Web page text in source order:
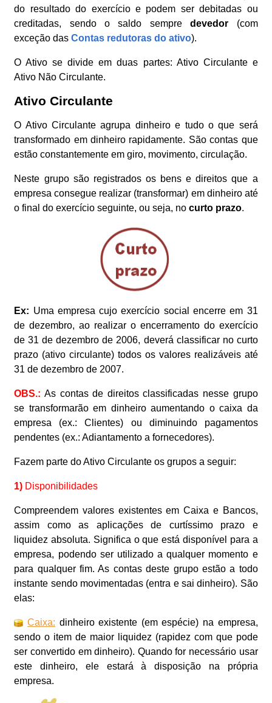
do resultado do exercício e podem ser debitadas ou
creditadas, sendo o saldo sempredevedor (com
exceção dasContas redutoras do ativo).
O Ativo se divide em duas partes: Ativo Circulante e
Ativo Não Circulante.
Ativo Circulante
O Ativo Circulante agrupa dinheiro e tudo o que será
transformado em dinheiro rapidamente. São contas que
estão constantemente em giro, movimento, circulação.
Neste grupo são registrados os bens e direitos que a
empresa consegue realizar (transformar) em dinheiro até
o final do exercício seguinte, ou seja, nocurto prazo.
Ex: Uma empresa cujo exercício social encerre em 31
de dezembro, ao realizar o encerramento do exercício
de 31 de dezembro de 2006, deverá classificar no curto
prazo (ativo circulante) todos os valores realizáveis até
31 de dezembro de 2007.
OBS.: As contas de direitos classificadas nesse grupo
se transformarão em dinheiro aumentando o caixa da
empresa (ex.: Clientes) ou diminuindo pagamentos
pendentes (ex.: Adiantamento a fornecedores).
Fazem parte do Ativo Circulante os grupos a seguir:
1) Disponibilidades
Compreendem valores existentes em Caixa e Bancos,
assim como as aplicações de curtíssimo prazo e
liquidez absoluta. Significa o que está disponível para a
empresa, podendo ser utilizado a qualquer momento e
para qualquer fim. As contas deste grupo estão a todo
instante sendo movimentadas (entra e sai dinheiro). São
elas:
Caixa: dinheiro existente (em espécie) na empresa,
sendo o item de maior liquidez (rapidez com que pode
ser convertido em dinheiro). Quando for necessário usar
este dinheiro, ele estará à disposição na própria
empresa.